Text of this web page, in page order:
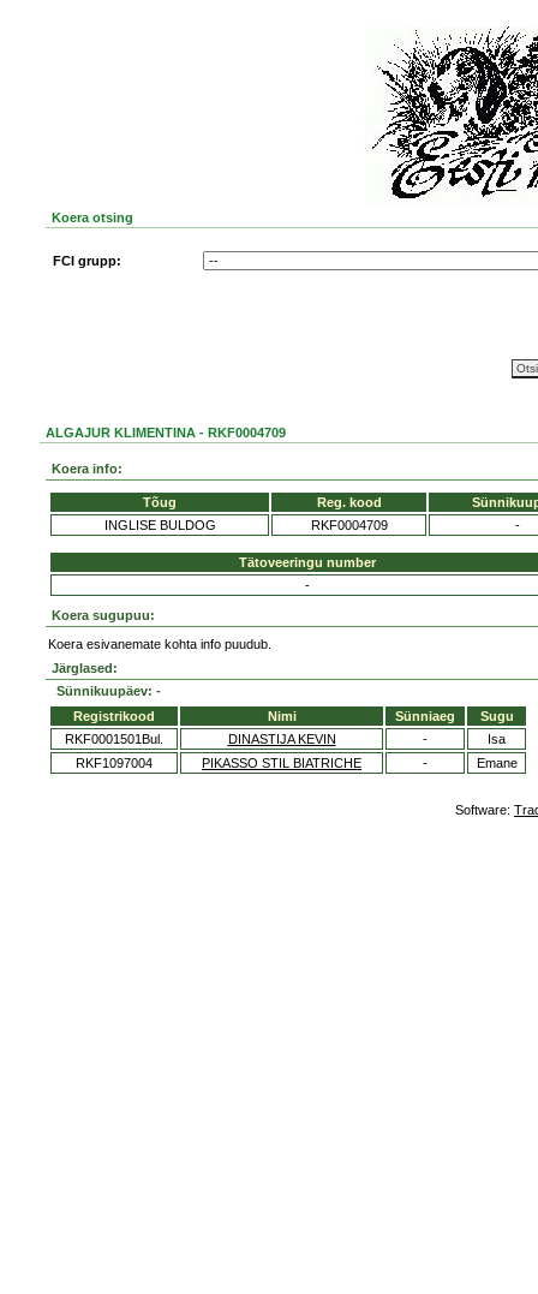
Koera otsing
FCI grupp:
ALGAJUR KLIMENTINA - RKF0004709
Koera info:
Tõug Reg. kood
INGLISE BULDOG
RKF0004709 -
Tätoveeringu number
-
Koera sugupuu:
Koera esivanemate kohta info puudub.
Järglased:
Sünnikuupäev: -
Registrikood
Nimi Sünniaeg
Sugu
RKF0001501Bul.
DINASTIJA KEVIN -
Isa
RKF1097004
PIKASSO STIL BIATRICHE - Emane
Software: